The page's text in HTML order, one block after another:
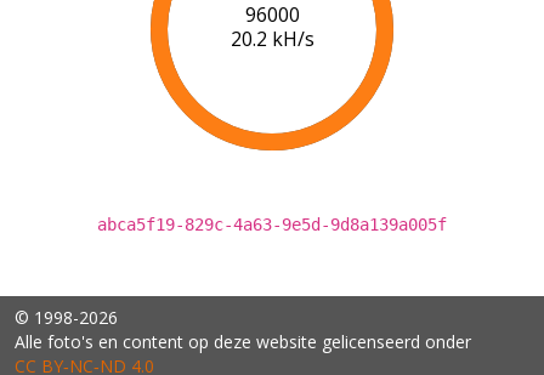
96000
20.2 kH/s
abca5f19-829c-4a63-9e5d-9d8a139a005f
© 1998-2026
Alle foto's en content op deze website gelicenseerd onder
CC BY‑NC‑ND 4.0